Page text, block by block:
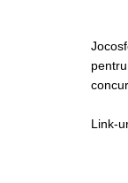
Link-